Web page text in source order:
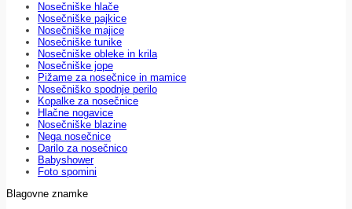
Nosečniške hlače
Nosečniške pajkice
Nosečniške majice
Nosečniške tunike
Nosečniške obleke in krila
Nosečniške jope
Pižame za nosečnice in mamice
Nosečniško spodnje perilo
Kopalke za nosečnice
Hlačne nogavice
Nosečniške blazine
Nega nosečnice
Darilo za nosečnico
Babyshower
Foto spomini
Blagovne znamke